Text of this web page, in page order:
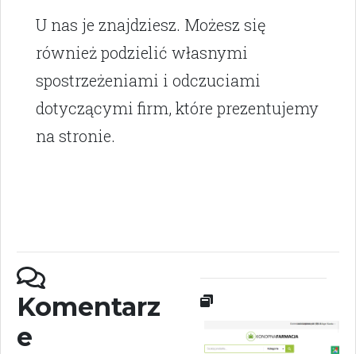
U nas je znajdziesz. Możesz się
również podzielić własnymi
spostrzeżeniami i odczuciami
dotyczącymi firm, które prezentujemy
na stronie.
Komentarz
e